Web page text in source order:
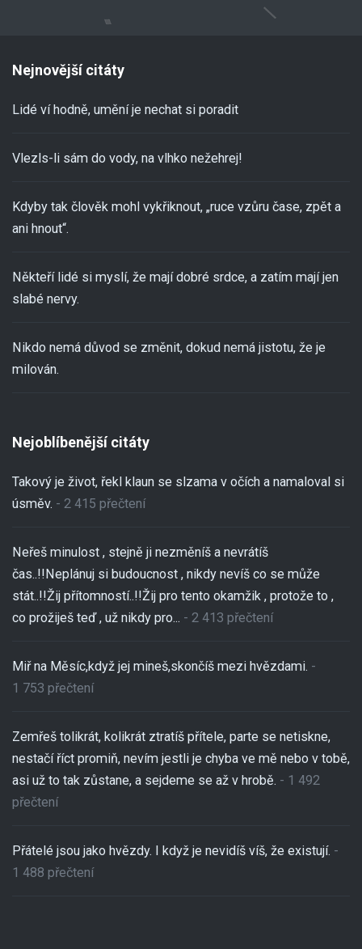
Nejnovější citáty
Lidé ví hodně, umění je nechat si poradit
Vlezls-li sám do vody, na vlhko nežehrej!
Kdyby tak člověk mohl vykřiknout, „ruce vzůru čase, zpět a
ani hnout“.
Někteří lidé si myslí, že mají dobré srdce, a zatím mají jen
slabé nervy.
Nikdo nemá důvod se změnit, dokud nemá jistotu, že je
milován.
Nejoblíbenější citáty
Takový je život, řekl klaun se slzama v očích a namaloval si
úsměv. - 2 415 přečtení
Neřeš minulost , stejně ji nezměníš a nevrátíš
čas..!!Neplánuj si budoucnost , nikdy nevíš co se může
stát..!!Žij přítomností..!!Žij pro tento okamžik , protože to ,
co prožiješ teď , už nikdy pro... - 2 413 přečtení
Miř na Měsíc,když jej mineš,skončíš mezi hvězdami. -
1 753 přečtení
Zemřeš tolikrát, kolikrát ztratíš přítele, parte se netiskne,
nestačí říct promiň, nevím jestli je chyba ve mě nebo v tobě,
asi už to tak zůstane, a sejdeme se až v hrobě. - 1 492
přečtení
Přátelé jsou jako hvězdy. I když je nevidíš víš, že existují. -
1 488 přečtení